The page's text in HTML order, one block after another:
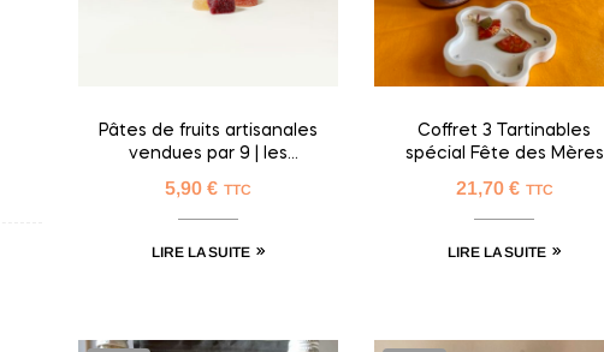
Pâtes de fruits artisanales
vendues par 9 | les
Divines
5,90 € TTC
LIRE LA SUITE
Coffret 3 Tartinables
spécial Fête des Mères
21,70 € TTC
LIRE LA SUITE